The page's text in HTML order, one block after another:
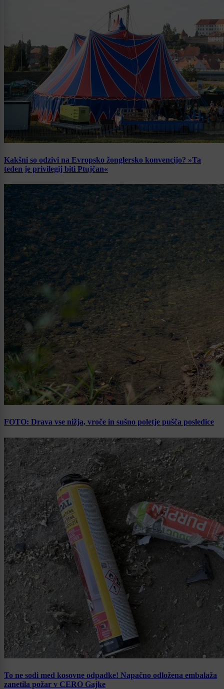
Kakšni so odzivi na Evropsko žonglersko konvencijo? »Ta
teden je privilegij biti Ptujčan«
FOTO: Drava vse nižja, vroče in sušno poletje pušča posledice
To ne sodi med kosovne odpadke! Napačno odložena embalaža
zanetila požar v CERO Gajke